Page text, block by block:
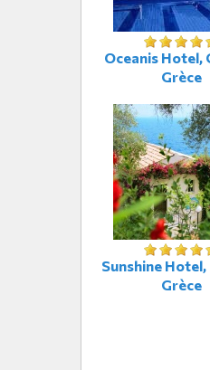
Oceanis Hotel,
Grèce
Sunshine
Grèce